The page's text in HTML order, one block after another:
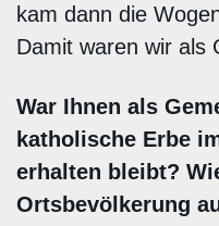
kam dann die
Damit waren wir als
War Ihnen als
katholische Erbe
erhalten bleibt?
Ortsbevölkerung